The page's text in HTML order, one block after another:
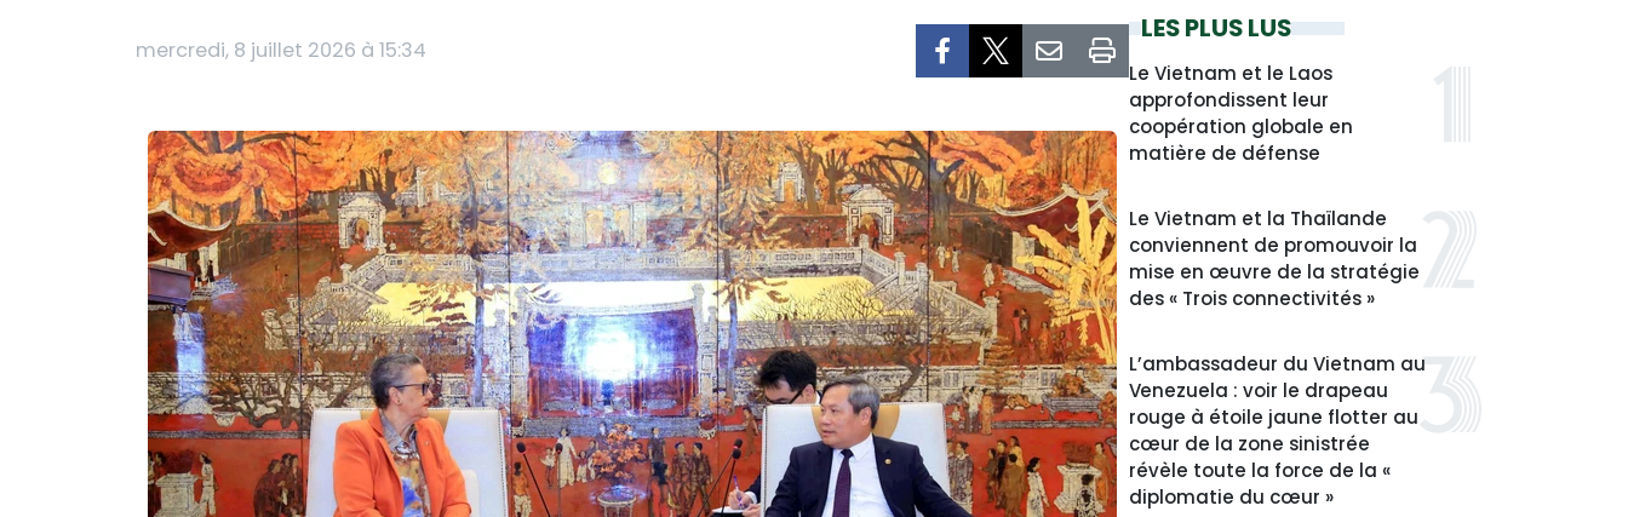
mercredi, 8 juillet 2026 à 15:34
LES PLUS LUS
Le Vietnam et le Laos
approfondissent leur
coopération globale en
matière de défense
Le Vietnam et la Thaïlande
conviennent de promouvoir la
mise en œuvre de la stratégie
des « Trois connectivités »
L’ambassadeur du Vietnam au
Venezuela : voir le drapeau
rouge à étoile jaune flotter au
cœur de la zone sinistrée
révèle toute la force de la «
diplomatie du cœur »